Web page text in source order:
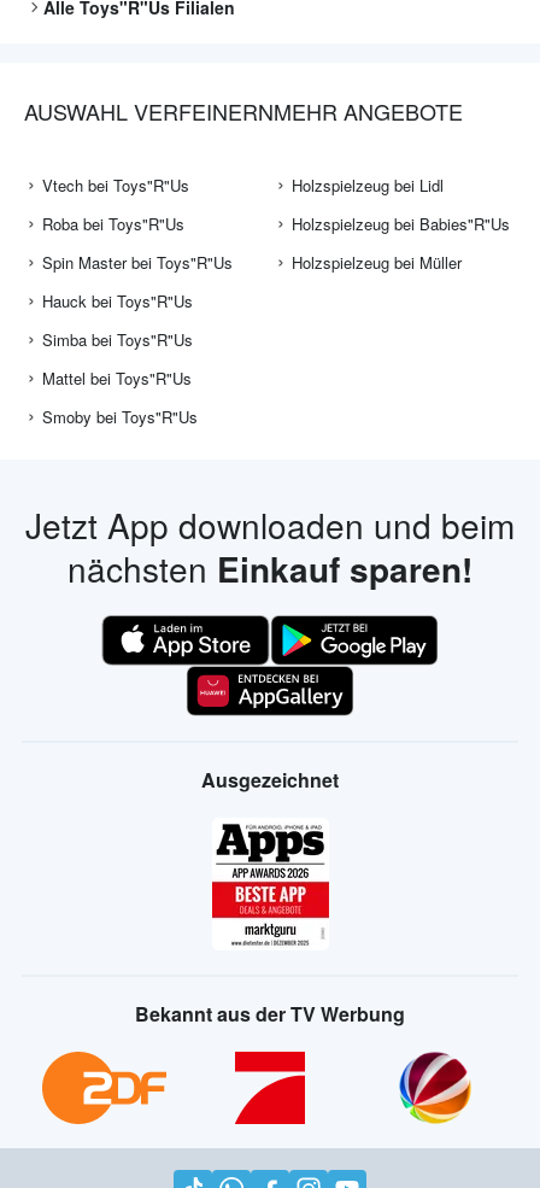
Alle Toys"R"Us Filialen
AUSWAHL VERFEINERN
Vtech bei Toys"R"Us
Roba bei Toys"R"Us
Spin Master bei Toys"R"Us
Hauck bei Toys"R"Us
Simba bei Toys"R"Us
Mattel bei Toys"R"Us
Smoby bei Toys"R"Us
MEHR ANGEBOTE
Holzspielzeug bei Lidl
Holzspielzeug bei Babies"R"Us
Holzspielzeug bei Müller
Jetzt App downloaden und beim
nächsten Einkauf sparen!
Ausgezeichnet
Bekannt aus der TV Werbung